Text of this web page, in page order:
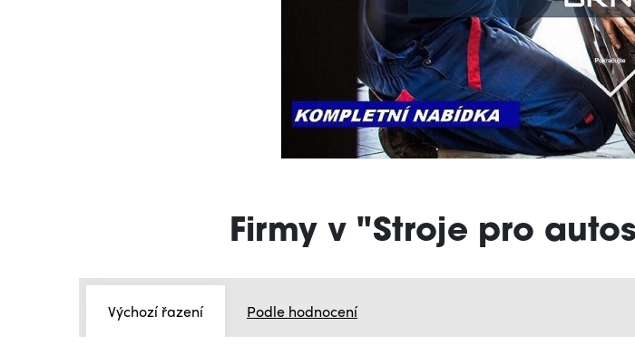
Firmy v "Stroje pro
Výchozí řazení Podle hodnocení